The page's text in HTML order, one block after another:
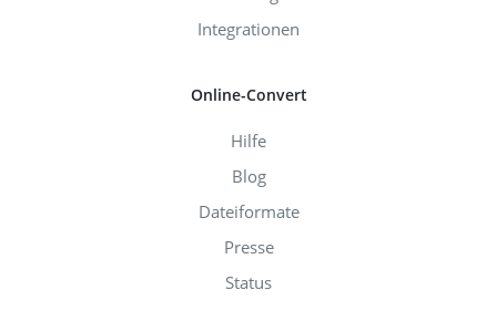
Integrationen
Online-Convert
Hilfe
Blog
Dateiformate
Presse
Status